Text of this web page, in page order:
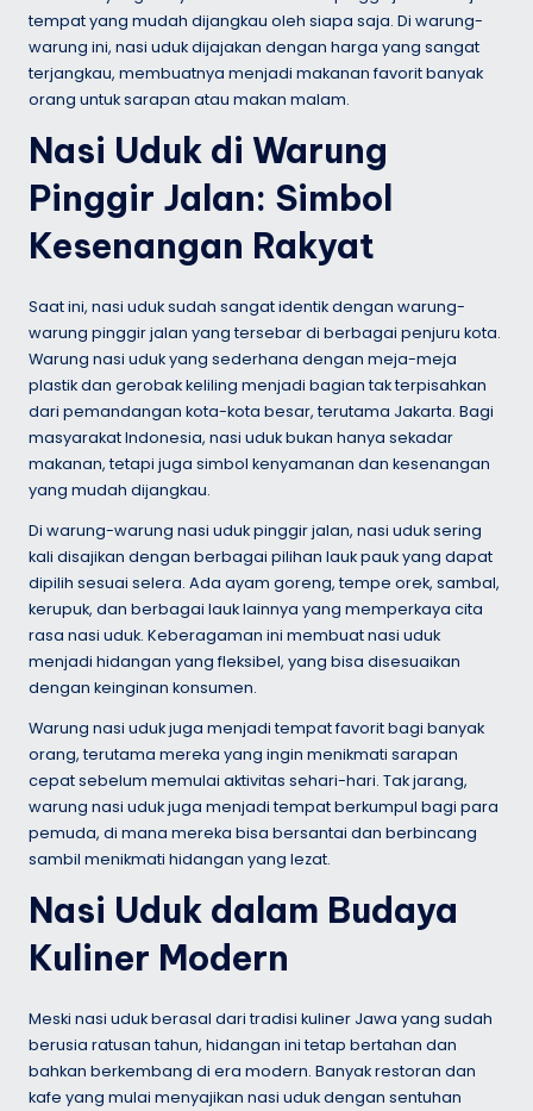
tempat yang mudah dijangkau oleh siapa saja. Di warung-
warung ini, nasi uduk dijajakan dengan harga yang sangat
terjangkau, membuatnya menjadi makanan favorit banyak
orang untuk sarapan atau makan malam.
Nasi Uduk di Warung
Pinggir Jalan: Simbol
Kesenangan Rakyat
Saat ini, nasi uduk sudah sangat identik dengan warung-
warung pinggir jalan yang tersebar di berbagai penjuru kota.
Warung nasi uduk yang sederhana dengan meja-meja
plastik dan gerobak keliling menjadi bagian tak terpisahkan
dari pemandangan kota-kota besar, terutama Jakarta. Bagi
masyarakat Indonesia, nasi uduk bukan hanya sekadar
makanan, tetapi juga simbol kenyamanan dan kesenangan
yang mudah dijangkau.
Di warung-warung nasi uduk pinggir jalan, nasi uduk sering
kali disajikan dengan berbagai pilihan lauk pauk yang dapat
dipilih sesuai selera. Ada ayam goreng, tempe orek, sambal,
kerupuk, dan berbagai lauk lainnya yang memperkaya cita
rasa nasi uduk. Keberagaman ini membuat nasi uduk
menjadi hidangan yang fleksibel, yang bisa disesuaikan
dengan keinginan konsumen.
Warung nasi uduk juga menjadi tempat favorit bagi banyak
orang, terutama mereka yang ingin menikmati sarapan
cepat sebelum memulai aktivitas sehari-hari. Tak jarang,
warung nasi uduk juga menjadi tempat berkumpul bagi para
pemuda, di mana mereka bisa bersantai dan berbincang
sambil menikmati hidangan yang lezat.
Nasi Uduk dalam Budaya
Kuliner Modern
Meski nasi uduk berasal dari tradisi kuliner Jawa yang sudah
berusia ratusan tahun, hidangan ini tetap bertahan dan
bahkan berkembang di era modern. Banyak restoran dan
kafe yang mulai menyajikan nasi uduk dengan sentuhan